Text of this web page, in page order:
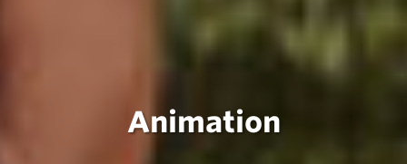
Animation